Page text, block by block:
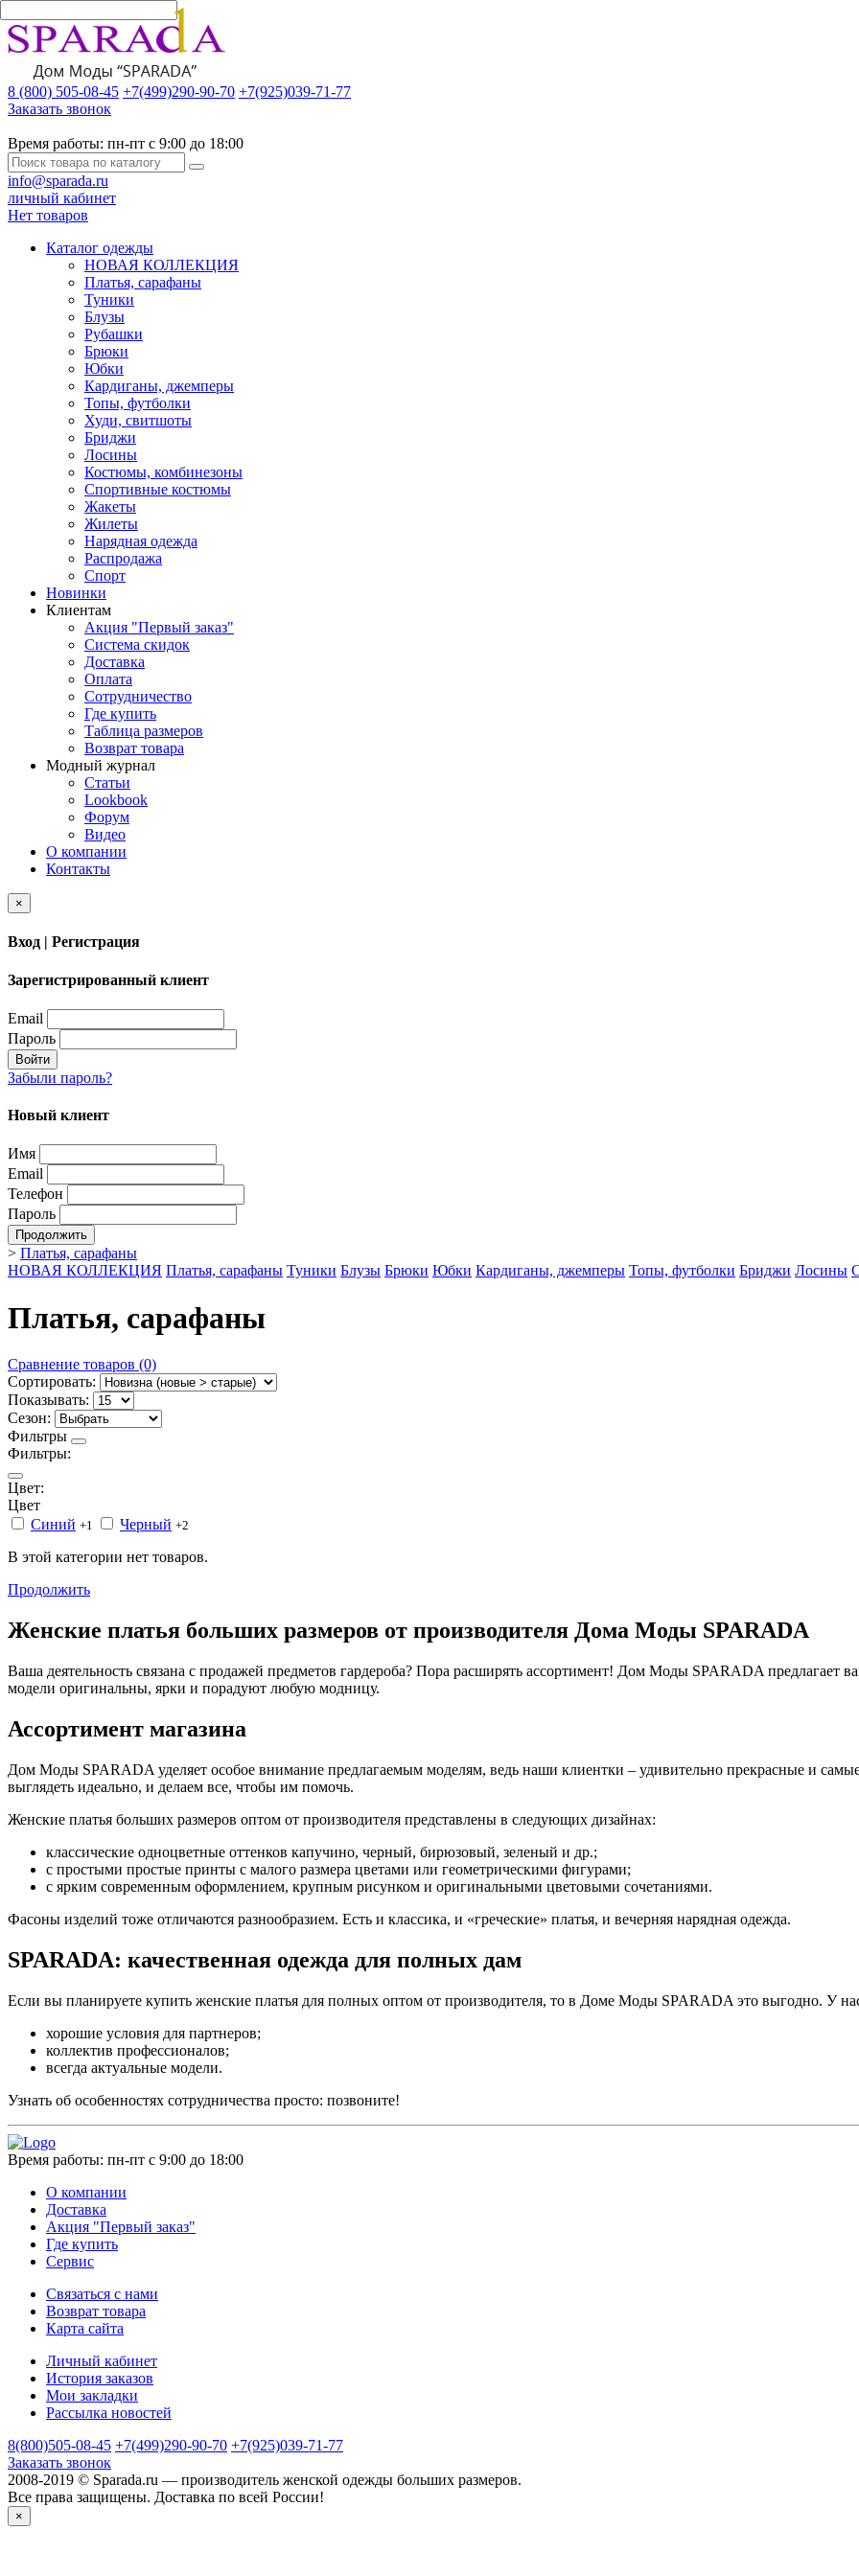
8 (800) 505-08-45 +7(499)290-90-70 +7(925)039-71-77
Заказать звонок
Время работы: пн-пт с 9:00 до 18:00
info@sparada.ru
личный кабинет
Нет товаров
Каталог одежды
НОВАЯ КОЛЛЕКЦИЯ
Платья, сарафаны
Туники
Блузы
Рубашки
Брюки
Юбки
Кардиганы, джемперы
Топы, футболки
Худи, свитшоты
Бриджи
Лосины
Костюмы, комбинезоны
Спортивные костюмы
Жакеты
Жилеты
Нарядная одежда
Распродажа
Спорт
Новинки
Клиентам
Акция "Первый заказ"
Система скидок
Доставка
Оплата
Сотрудничество
Где купить
Таблица размеров
Возврат товара
Модный журнал
Статьи
Lookbook
Форум
Видео
О компании
Контакты
×
Вход | Регистрация
Зарегистрированный клиент
Email
Пароль
Войти
Забыли пароль?
Новый клиент
Имя
Email
Телефон
Пароль
Продолжить
> Платья, сарафаны
НОВАЯ КОЛЛЕКЦИЯ Платья, сарафаны Туники Блузы Брюки Юбки Кардиганы, джемперы Топы, футболки Бриджи Лосины
Платья, сарафаны
Сравнение товаров (0)
Сортировать:
Показывать:
Сезон:
Фильтры
Фильтры:
Цвет:
Цвет
Синий +1 Черный +2
В этой категории нет товаров.
Продолжить
Женские платья больших размеров от производителя Дома Моды SPARADA
Ваша деятельность связана с продажей предметов гардероба? Пора расширять ассортимент! Дом Моды SPARADA предлагает
модели оригинальны, ярки и порадуют любую модницу.
Ассортимент магазина
Дом Моды SPARADA уделяет особое внимание предлагаемым моделям, ведь наши клиентки – удивительно прекрасные и
выглядеть идеально, и делаем все, чтобы им помочь.
Женские платья больших размеров оптом от производителя представлены в следующих дизайнах:
классические одноцветные оттенков капучино, черный, бирюзовый, зеленый и др.;
с простыми простые принты с малого размера цветами или геометрическими фигурами;
с ярким современным оформлением, крупным рисунком и оригинальными цветовыми сочетаниями.
Фасоны изделий тоже отличаются разнообразием. Есть и классика, и «греческие» платья, и вечерняя нарядная одежда.
SPARADA: качественная одежда для полных дам
Если вы планируете купить женские платья для полных оптом от производителя, то в Доме Моды SPARADA это выгодно. У
хорошие условия для партнеров;
коллектив профессионалов;
всегда актуальные модели.
Узнать об особенностях сотрудничества просто: позвоните!
Время работы: пн-пт с 9:00 до 18:00
О компании
Доставка
Акция "Первый заказ"
Где купить
Сервис
Связаться с нами
Возврат товара
Карта сайта
Личный кабинет
История заказов
Мои закладки
Рассылка новостей
8(800)505-08-45 +7(499)290-90-70 +7(925)039-71-77
Заказать звонок
2008-2019 © Sparada.ru — производитель женской одежды больших размеров.
Все права защищены. Доставка по всей России!
×